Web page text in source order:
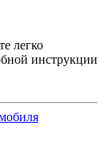
легко
инструкции